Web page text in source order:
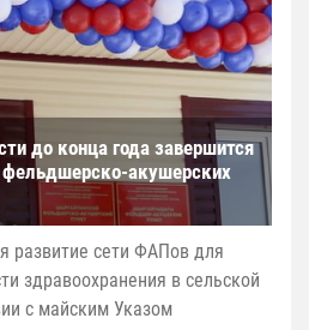
до конца года завершится
фельдшерско-акушерских
развитие сети ФАПов для
здравоохранения в сельской
с майским Указом